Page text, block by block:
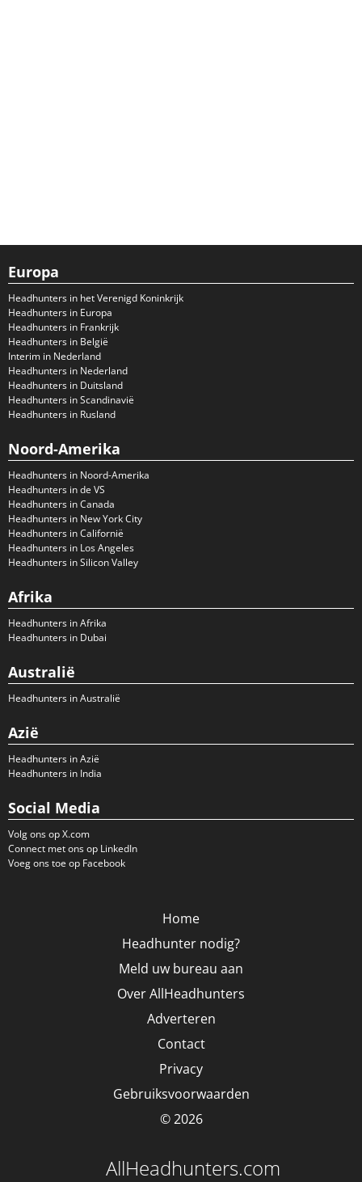
Europa
Headhunters in het Verenigd Koninkrijk
Headhunters in Europa
Headhunters in Frankrijk
Headhunters in België
Interim in Nederland
Headhunters in Nederland
Headhunters in Duitsland
Headhunters in Scandinavië
Headhunters in Rusland
Noord-Amerika
Headhunters in Noord-Amerika
Headhunters in de VS
Headhunters in Canada
Headhunters in New York City
Headhunters in Californië
Headhunters in Los Angeles
Headhunters in Silicon Valley
Afrika
Headhunters in Afrika
Headhunters in Dubai
Australië
Headhunters in Australië
Azië
Headhunters in Azië
Headhunters in India
Social Media
Volg ons op X.com
Connect met ons op LinkedIn
Voeg ons toe op Facebook
Home
Headhunter nodig?
Meld uw bureau aan
Over AllHeadhunters
Adverteren
Contact
Privacy
Gebruiksvoorwaarden
© 2026
AllHeadhunters.com